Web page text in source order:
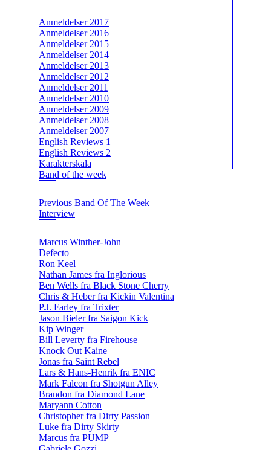
Anmeldelser 2017
Anmeldelser 2016
Anmeldelser 2015
Anmeldelser 2014
Anmeldelser 2013
Anmeldelser 2012
Anmeldelser 2011
Anmeldelser 2010
Anmeldelser 2009
Anmeldelser 2008
Anmeldelser 2007
English Reviews 1
English Reviews 2
Karakterskala
Band of the week
Previous Band Of The Week
Interview
Marcus Winther-John
Defecto
Ron Keel
Nathan James fra Inglorious
Ben Wells fra Black Stone Cherry
Chris & Heber fra Kickin Valentina
P.J. Farley fra Trixter
Jason Bieler fra Saigon Kick
Kip Winger
Bill Leverty fra Firehouse
Knock Out Kaine
Jonas fra Saint Rebel
Lars & Hans-Henrik fra ENIC
Mark Falcon fra Shotgun Alley
Brandon fra Diamond Lane
Maryann Cotton
Christopher fra Dirty Passion
Luke fra Dirty Skirty
Marcus fra PUMP